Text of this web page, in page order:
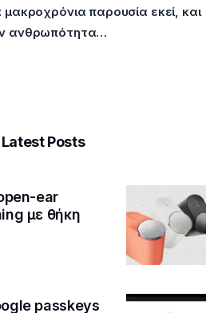
μακροχρόνια παρουσία εκεί, και
ανθρωπότητα…
Latest Posts
ear
με θήκη
passkeys